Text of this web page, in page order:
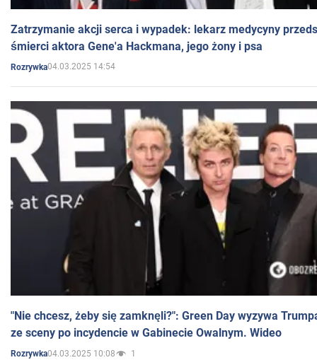
Zatrzymanie akcji serca i wypadek: lekarz medycyny
śmierci aktora Gene'a Hackmana, jego żony i psa
Rozrywka04.03.2025 14:54
"Nie chcesz, żeby się zamknęli?": Green Day wyzywa
ze sceny po incydencie w Gabinecie Owalnym. Wideo
Rozrywka04.03.2025 10:08 1